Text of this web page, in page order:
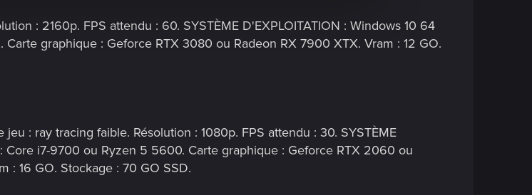
: 2160p. FPS attendu : 60. SYSTÈME D'EXPLOITATION : Windows 10 64
graphique : Geforce RTX 3080 ou Radeon RX 7900 XTX. Vram : 12 GO.
: ray tracing faible. Résolution : 1080p. FPS attendu : 30. SYSTÈME
Core i7-9700 ou Ryzen 5 5600. Carte graphique : Geforce RTX 2060 ou
: 16 GO. Stockage : 70 GO SSD.